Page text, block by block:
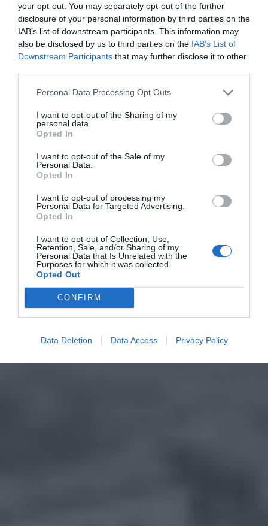
your opt-out. You may separately opt-out of the further
disclosure of your personal information by third parties on the
IAB’s list of downstream participants. This information may
also be disclosed by us to third parties on the IAB’s List of
Downstream Participants that may further disclose it to other
Personal Data Processing Opt Outs
I want to opt-out of the Sharing of my
personal data.
Opted In
I want to opt-out of the Sale of my
Personal Data.
Opted In
I want to opt-out of processing my
Personal Data for Targeted Advertising.
Opted In
I want to opt-out of Collection, Use,
Retention, Sale, and/or Sharing of my
Personal Data that Is Unrelated with the
Purposes for which it was collected.
Opted Out
CONFIRM
Data Deletion Data Access Privacy Policy